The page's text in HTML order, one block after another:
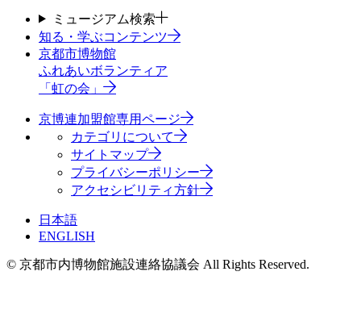
ミュージアム検索
知る・学ぶコンテンツ
京都市博物館
ふれあいボランティア
「虹の会」
京博連加盟館専用ページ
カテゴリについて
サイトマップ
プライバシーポリシー
アクセシビリティ方針
日本語
ENGLISH
© 京都市内博物館施設連絡協議会 All Rights Reserved.